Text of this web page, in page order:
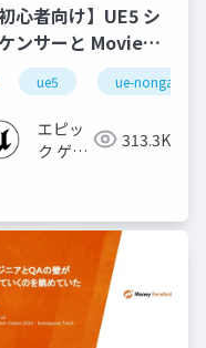
初心者向け】UE5 シ
ンサーと Movie
Queue の使い
Cinematic Dive
】
ue5 ue-nongame
エピッ
ク ゲー
313.3K